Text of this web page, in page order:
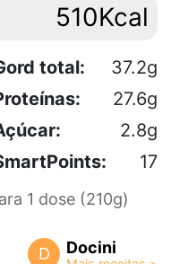
510Kcal
total:
37.2g
27.6g
2.8g
17
1 dose (210g)
D Docini